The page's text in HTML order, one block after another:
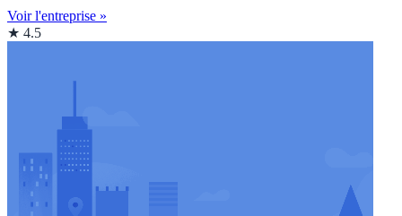
Voir l'entreprise »
★ 4.5